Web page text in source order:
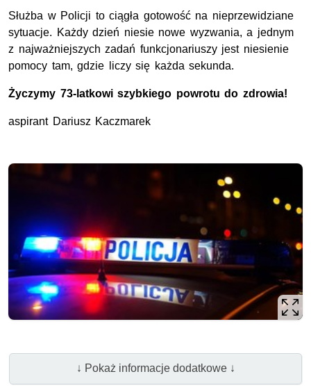
Służba w Policji to ciągła gotowość na nieprzewidziane
sytuacje. Każdy dzień niesie nowe wyzwania, a jednym
z najważniejszych zadań funkcjonariuszy jest niesienie
pomocy tam, gdzie liczy się każda sekunda.
Życzymy 73-latkowi szybkiego powrotu do zdrowia!
aspirant Dariusz Kaczmarek
↓ Pokaż informacje dodatkowe ↓